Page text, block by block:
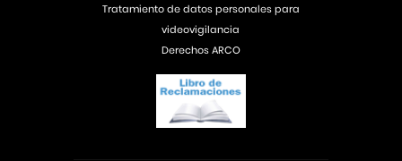
Tratamiento de datos personales para
videovigilancia
Derechos ARCO